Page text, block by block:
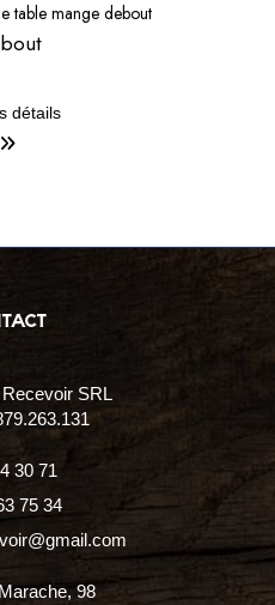
table mange debout
détails
SRL
30 71
75 34
98